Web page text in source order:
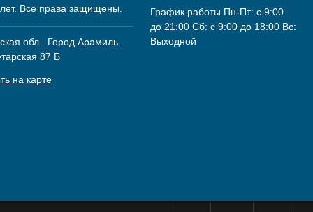
Все права защищены.
обл . Город Арамиль .
87 Б
на карте
График работы Пн-Пт: с 9:00
до 21:00 Сб: с 9:00 до 18:00 Вс:
Выходной